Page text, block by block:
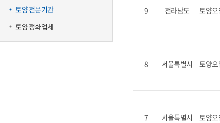
토양 전문기관
토양 정화업체
9 전라남도 토양오
8 서울특별시 토양오
7 서울특별시 토양오